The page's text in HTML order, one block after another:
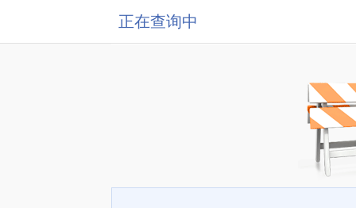
正在查询中